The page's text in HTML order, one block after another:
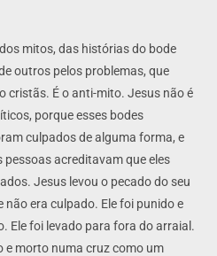
mitos, das histórias do bode
outros pelos problemas, que
cristãs. É o anti-mito. Jesus não é
porque esses bodes
culpados de alguma forma, e
pessoas acreditavam que eles
Jesus levou o pecado do seu
não era culpado. Ele foi punido e
Ele foi levado para fora do arraial.
e morto numa cruz como um